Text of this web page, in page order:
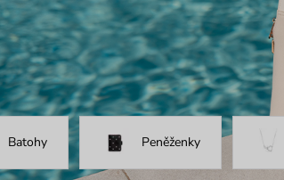
Batohy Peněženky